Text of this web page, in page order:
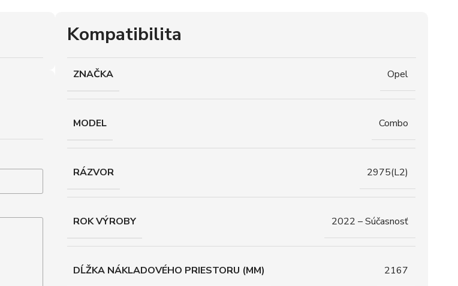
Kompatibilita
ZNAČKA Opel
MODEL Combo
RÁZVOR 2975(L2)
ROK VÝROBY 2022 – Súčasnosť
DĹŽKA NÁKLADOVÉHO PRIESTORU (MM) 2167